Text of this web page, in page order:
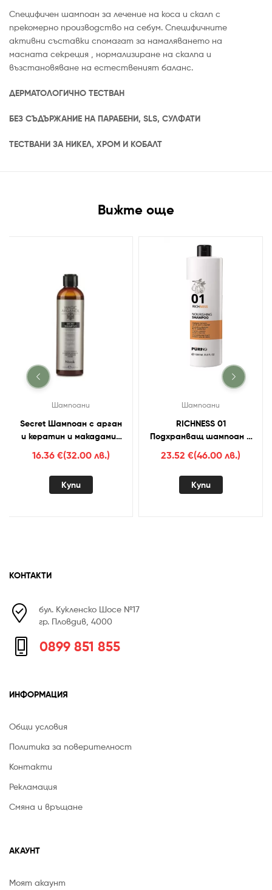
Специфичен шампоан за лечение на коса и скалп с
прекомерно производство на себум. Специфичните
активни съставки спомагат за намаляването на
масната секреция , нормализиране на скалпа и
възстановяване на естественият баланс.
ДЕРМАТОЛОГИЧНО ТЕСТВАН
БЕЗ СЪДЪРЖАНИЕ НА ПАРАБЕНИ, SLS, СУЛФАТИ
ТЕСТВАНИ ЗА НИКЕЛ, ХРОМ И КОБАЛТ
Вижте още
Шампоани
Secret Шампоан с арган
и кератин и макадамия
250мл
16.36 €(32.00 лв.)
Купи
Шампоани
RICHNESS 01
Подхранващ шампоан с
копринени протеини
1000ml
23.52 €(46.00 лв.)
Купи
КОНТАКТИ
бул. Кукленско Шосе №17
гр. Пловдив, 4000
0899 851 855
ИНФОРМАЦИЯ
Общи условия
Политика за поверителност
Контакти
Рекламация
Смяна и връщане
АКАУНТ
Моят акаунт